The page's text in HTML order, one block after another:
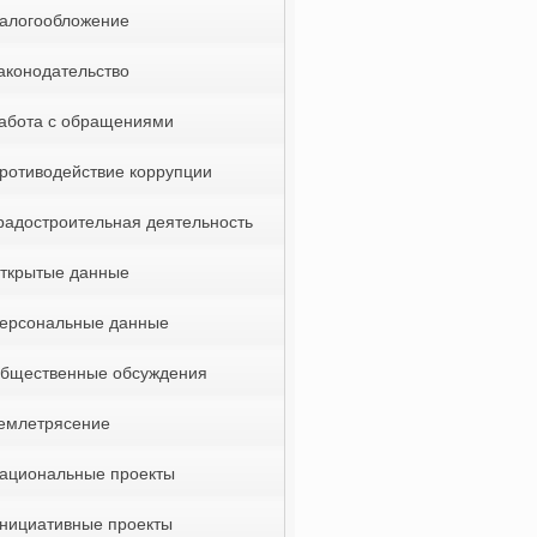
с обращениями
коррупции
деятельность
данные
данные
обсуждения
проекты
проекты